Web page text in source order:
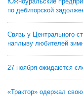
по дебиторской
Связь у Центрального
наплыву любителей
27 ноября ожидаются
«Трактор» одержал